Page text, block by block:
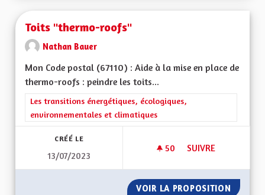
Toits "thermo-roofs"
Nathan Bauer
Mon Code postal (67110) : Aide à la mise en place de
thermo-roofs : peindre les toits...
Filtrer les résultats de la catégorie : Les transitions
Les transitions énergétiques, écologiques,
environnementales et climatiques
CRÉÉ LE
13/07/2023
50 50 ABONNÉS
SUIVRE
VOIR LA PROPOSITION TOITS